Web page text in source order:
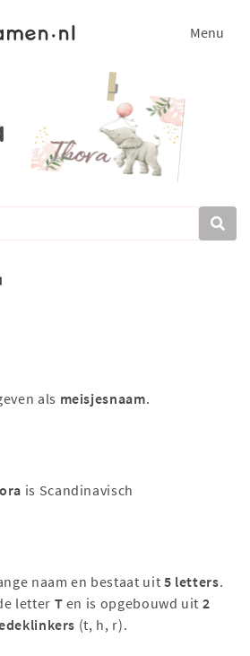
Menu
als meisjesnaam.
is Scandinavisch
naam en bestaat uit 5 letters.
letter T en is opgebouwd uit 2
(t, h, r).